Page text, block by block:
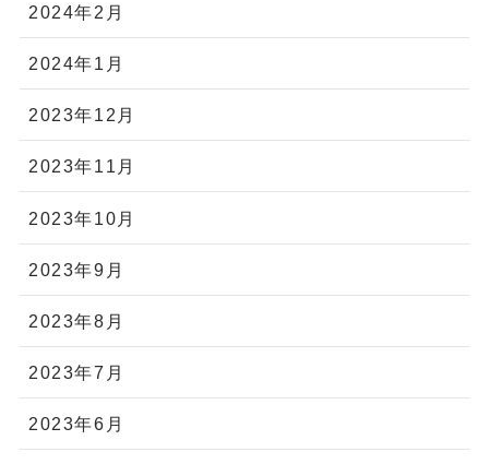
2024年2月
2024年1月
2023年12月
2023年11月
2023年10月
2023年9月
2023年8月
2023年7月
2023年6月